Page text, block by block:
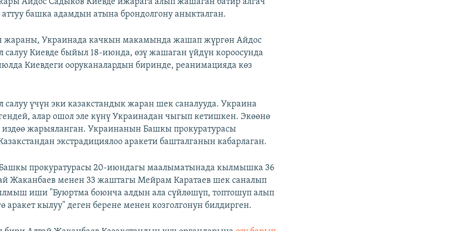
башка адамдын атына брондолгону аныкталган.
жараны, Украинада качкын макамында жашап жүргөн Айдос
салуу Киевде быйыл 18-июнда, өзү жашаган үйдүн короосунда
Киевдеги ооруканалардын биринде, реанимацияда көз
салуу үчүн эки казакстандык жаран шек саналууда. Украина
алар ошол эле күнү Украинадан чыгып кетишкен. Экөөнө
издөө жарыяланган. Украинанын Башкы прокуратурасы
экстрадициялоо аракети башталганын кабарлаган.
прокуратурасы 20-июндагы маалыматынада кылмышка 36
Жаканбаев менен 33 жаштагы Мейрам Каратаев шек саналып
иши "Буюртма боюнча алдын ала сүйлөшүп, топтошуп алып
аракет кылуу" деген берене менен козголгонун билдирген.